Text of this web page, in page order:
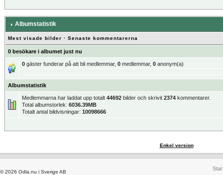
Albumstatistik
Mest visade bilder · Senaste kommentarerna
0 besökare i albumet just nu
0gäster funderar på att bli medlemmar, 0medlemmar, 0anonym(a)
Albumstatistik
Medlemmarna har laddat upp totalt 44692bilder och skrivit 2374kommentarer.
Total albumstorlek: 6036.39MB
Totalt antal bildvisningar: 10098666
Enkel version
© 2026 Odla.nu i Sverige AB